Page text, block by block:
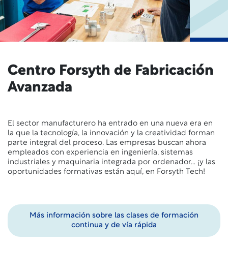
Centro Forsyth de Fabricación
Avanzada
El sector manufacturero ha entrado en una nueva era en
la que la tecnología, la innovación y la creatividad forman
parte integral del proceso. Las empresas buscan ahora
empleados con experiencia en ingeniería, sistemas
industriales y maquinaria integrada por ordenador… ¡y las
oportunidades formativas están aquí, en Forsyth Tech!
Más información sobre las clases de formación
continua y de vía rápida